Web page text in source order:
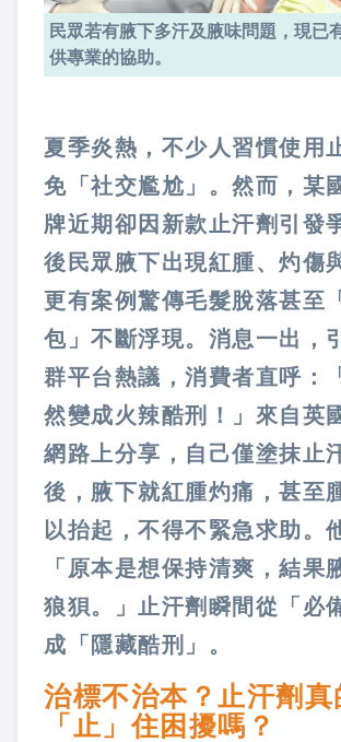
民眾若有腋下多汗及腋味問題，現已
供專業的協助。
夏季炎熱，不少人習慣使用
免「社交尷尬」。然而，某
牌近期卻因新款止汗劑引發
後民眾腋下出現紅腫、灼傷
更有案例驚傳毛髮脫落甚至
包」不斷浮現。消息一出，
群平台熱議，消費者直呼：
然變成火辣酷刑！」來自英
網路上分享，自己僅塗抹止
後，腋下就紅腫灼痛，甚至
以抬起，不得不緊急求助。
「原本是想保持清爽，結果
狼狽。」止汗劑瞬間從「必
成「隱藏酷刑」。
治標不治本？止汗劑真
「止」住困擾嗎？